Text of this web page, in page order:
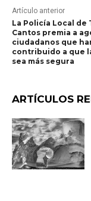
Artículo anterior
La Policía Local de
Cantos premia a
ciudadanos que
contribuido a que
sea más segura
ARTÍCULOS